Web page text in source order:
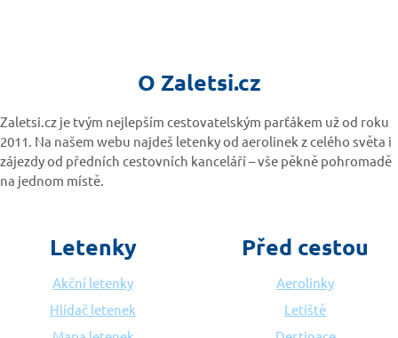
O Zaletsi.cz
Zaletsi.cz je tvým nejlepším cestovatelským parťákem už od roku
2011. Na našem webu najdeš letenky od aerolinek z celého světa i
zájezdy od předních cestovních kanceláří – vše pěkně pohromadě
na jednom místě.
Letenky
Akční letenky
Hlídač letenek
Před cestou
Aerolinky
Letiště